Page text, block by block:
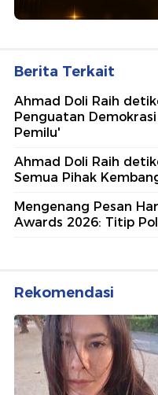
Berita Terkait
Ahmad Doli Raih
Penguatan
Pemilu'
Ahmad Doli Raih
Semua Pihak
Mengenang Pesan
Awards 2026: Titip
Rekomendasi